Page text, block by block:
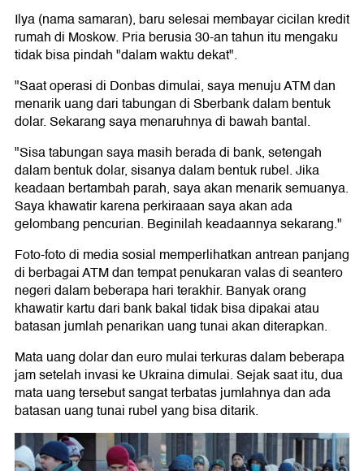
Ilya (nama samaran), baru selesai membayar cicilan kredit
rumah di Moskow. Pria berusia 30-an tahun itu mengaku
tidak bisa pindah "dalam waktu dekat".
"Saat operasi di Donbas dimulai, saya menuju ATM dan
menarik uang dari tabungan di Sberbank dalam bentuk
dolar. Sekarang saya menaruhnya di bawah bantal.
"Sisa tabungan saya masih berada di bank, setengah
dalam bentuk dolar, sisanya dalam bentuk rubel. Jika
keadaan bertambah parah, saya akan menarik semuanya.
Saya khawatir karena perkiraaan saya akan ada
gelombang pencurian. Beginilah keadaannya sekarang."
Foto-foto di media sosial memperlihatkan antrean panjang
di berbagai ATM dan tempat penukaran valas di seantero
negeri dalam beberapa hari terakhir. Banyak orang
khawatir kartu dari bank bakal tidak bisa dipakai atau
batasan jumlah penarikan uang tunai akan diterapkan.
Mata uang dolar dan euro mulai terkuras dalam beberapa
jam setelah invasi ke Ukraina dimulai. Sejak saat itu, dua
mata uang tersebut sangat terbatas jumlahnya dan ada
batasan uang tunai rubel yang bisa ditarik.